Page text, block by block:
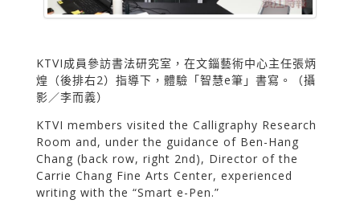
KTVI成員參訪書法研究室，在文錙藝術中心主任張炳
煌（後排右2）指導下，體驗「智慧e筆」書寫。（攝
影／李而義）
KTVI members visited the Calligraphy Research
Room and, under the guidance of Ben-Hang
Chang (back row, right 2nd), Director of the
Carrie Chang Fine Arts Center, experienced
writing with the “Smart e-Pen.”